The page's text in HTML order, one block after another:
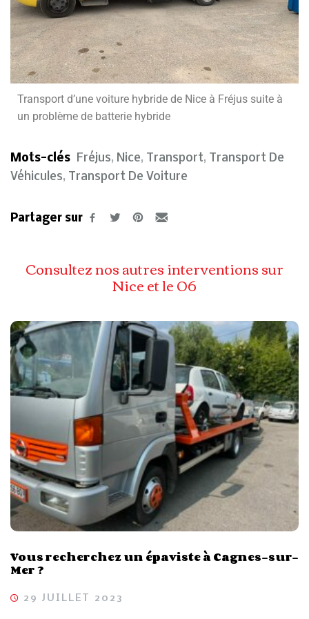
Transport d’une voiture hybride de Nice à Fréjus suite à
un problème de batterie hybride
Mots-clés Fréjus, Nice, Transport, Transport De
Véhicules, Transport De Voiture
Partager sur
Consultez nos autres interventions sur
Nice et le 06
Vous recherchez un épaviste à Cagnes-sur-
Mer ?
29 JUILLET 2023